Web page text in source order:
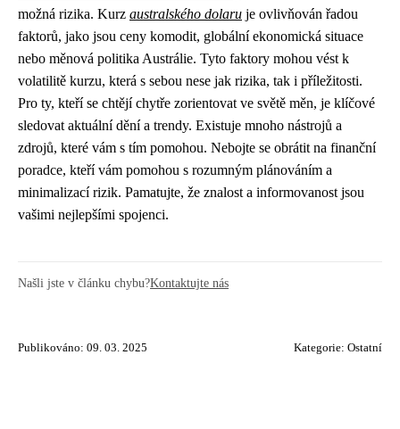
možná rizika. Kurz australského dolaru je ovlivňován řadou
faktorů, jako jsou ceny komodit, globální ekonomická situace
nebo měnová politika Austrálie. Tyto faktory mohou vést k
volatilitě kurzu, která s sebou nese jak rizika, tak i příležitosti.
Pro ty, kteří se chtějí chytře zorientovat ve světě měn, je klíčové
sledovat aktuální dění a trendy. Existuje mnoho nástrojů a
zdrojů, které vám s tím pomohou. Nebojte se obrátit na finanční
poradce, kteří vám pomohou s rozumným plánováním a
minimalizací rizik. Pamatujte, že znalost a informovanost jsou
vašimi nejlepšími spojenci.
Našli jste v článku chybu?Kontaktujte nás
Publikováno: 09. 03. 2025 Kategorie: Ostatní